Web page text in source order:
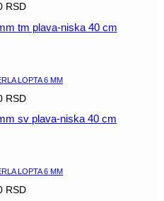
RSD
tm plava-niska 40 cm
LOPTA 6 MM
RSD
sv plava-niska 40 cm
LOPTA 6 MM
RSD